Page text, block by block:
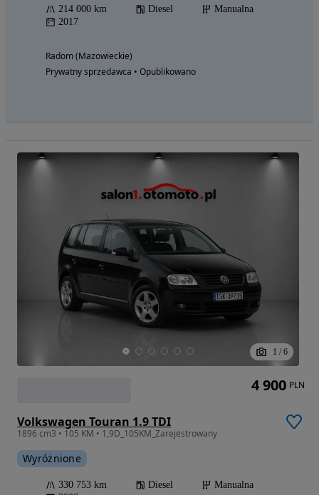
214 000 km Diesel
Manualna
2017
Radom (Mazowieckie)
Prywatny sprzedawca • Opublikowano
1 / 6
Volkswagen Touran 1.9 TDI
1896 cm3 • 105 KM • 1,9D_105KM_Zarejestrowany
Wyróżnione
330 753 km Diesel
Manualna
4 900 PLN